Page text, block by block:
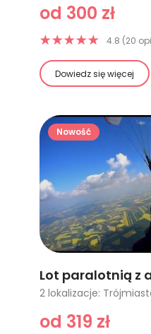
od 300 zł
4.8 (20
Dowiedz się więcej
Nowość
Lot paralotnią z
od 319 zł